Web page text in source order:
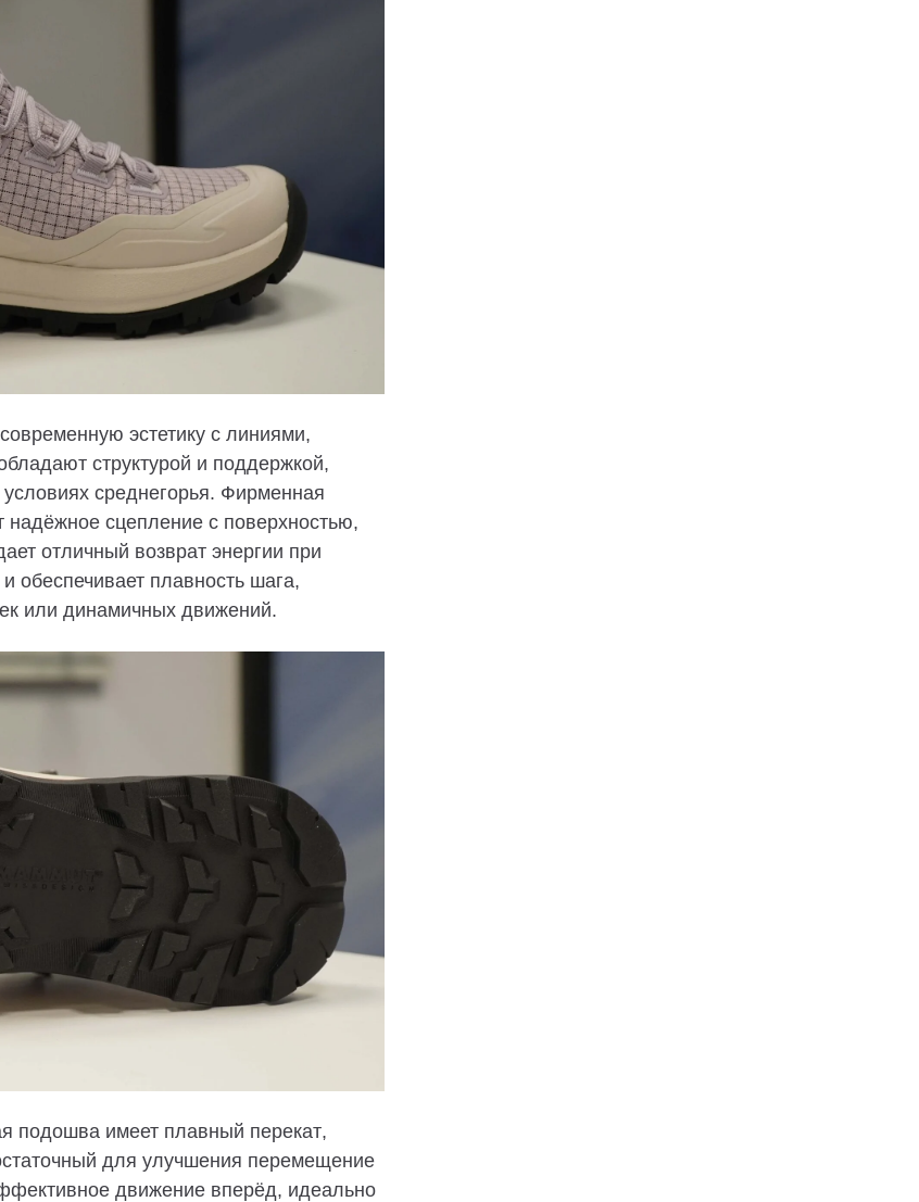
эстетику с линиями,
структурой и поддержкой,
среднегорья. Фирменная
надёжное сцепление с поверхностью,
отличный возврат энергии при
обеспечивает плавность шага,
или динамичных движений.
подошва имеет плавный перекат,
для улучшения перемещение
движение вперёд, идеально